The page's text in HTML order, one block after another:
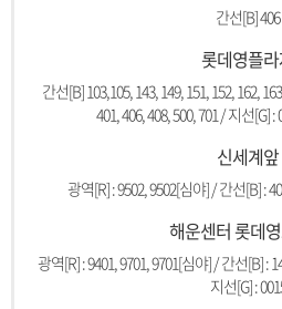
간선[B] 406
롯데영플
간선[B] 103,105, 143, 149, 151, 152, 162,
401, 406, 408, 500, 701 / 지선[G] :
신세계앞
광역[R] : 9502, 9502[심야] / 간선[B] :
해운센터 롯데
광역[R] : 9401, 9701, 9701[심야] / 간선[B] :
지선[G] :